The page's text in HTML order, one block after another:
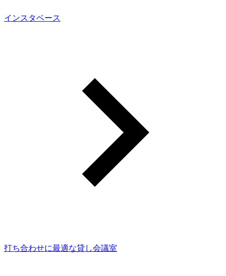
インスタベース
打ち合わせに最適な貸し会議室